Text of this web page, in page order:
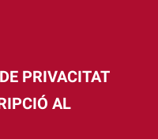
PRIVACITAT
AL